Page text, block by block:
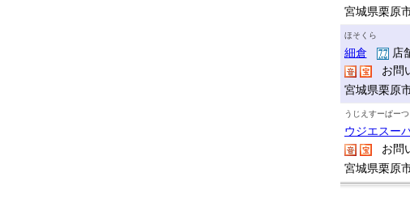
宮城県栗原
ほそくら
細倉
店
お問
宮城県栗原
うじえすーぱーつ
ウジエスー
お問
宮城県栗原